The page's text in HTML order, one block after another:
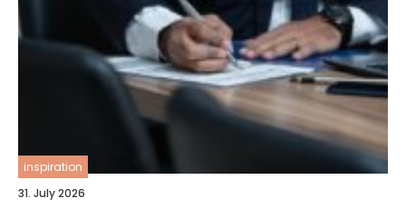
inspiration
31. July 2026